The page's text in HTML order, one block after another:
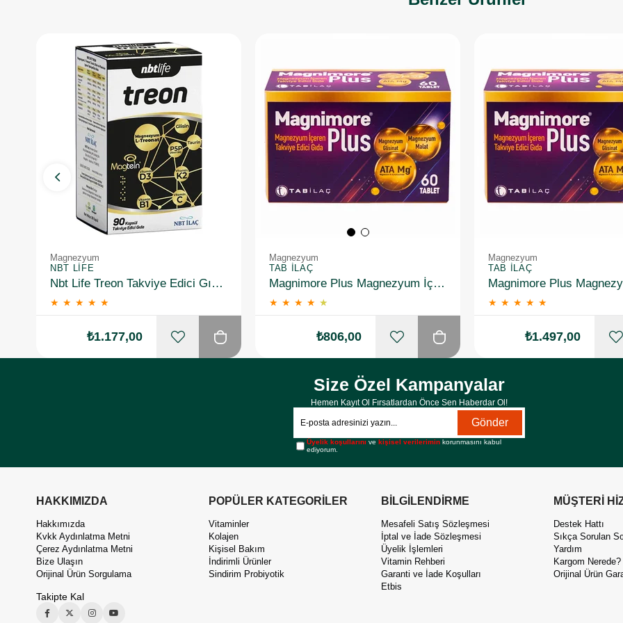
Magnezyum
NBT LIFE
Nbt Life Treon Takviye Edici Gıda 90 Kapsül
★ ★ ★ ★ ★
₺1.177,00
Magnezyum
TAB İLAÇ
Magnimore Plus Magnezyum İçeren Takviye Edici Gıda 60 Kapsül
★ ★ ★ ★ ★
₺806,00
Magnezyum
TAB İLAÇ
★ ★ ★ ★ ★
₺1.497,00
Size Özel Kampanyalar
Hemen Kayıt Ol Fırsatlardan Önce Sen Haberdar Ol!
Gönder
Üyelik koşullarını vekişisel verilerimin korunmasını kabul
ediyorum.
HAKKIMIZDA
Hakkımızda
Kvkk Aydınlatma Metni
Çerez Aydınlatma Metni
Bize Ulaşın
Orijinal Ürün Sorgulama
Takipte Kal
POPÜLER KATEGORİLER
Vitaminler
Kolajen
Kişisel Bakım
İndirimli Ürünler
Sindirim Probiyotik
BİLGİLENDİRME
Mesafeli Satış Sözleşmesi
İptal ve İade Sözleşmesi
Üyelik İşlemleri
Vitamin Rehberi
Garanti ve İade Koşulları
Etbis
MÜŞTERİ
Destek Hattı
Sıkça Sorulan
Yardım
Kargom Nerede?
Orijinal Ürün